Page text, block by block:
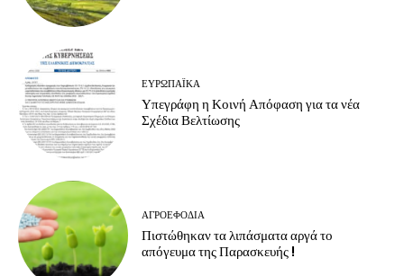
ΕΥΡΩΠΑΪΚΆ
Υπεγράφη η Κοινή Απόφαση για τα νέα
Σχέδια Βελτίωσης
ΑΓΡΟΕΦΌΔΙΑ
Πιστώθηκαν τα λιπάσματα αργά το
απόγευμα της Παρασκευής !